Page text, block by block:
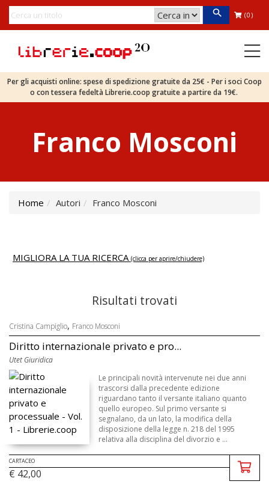
(0)
Per gli acquisti online: spese di spedizione gratuite da 25€ - Per i soci Coop
o con tessera fedeltà Librerie.coop gratuite a partire da 19€.
Franco Mosconi
Home Autori Franco Mosconi
MIGLIORA LA TUA RICERCA (clicca per aprire/chiudere)
Risultati trovati
Cristina Campiglio, Franco Mosconi
Diritto internazionale privato e pro...
Utet Giuridica
Le principali novità intervenute nei due anni
trascorsi dalla precedente edizione
riguardano tanto il versante italiano quanto
quello europeo. Sul primo versante si
segnalano, da un lato, la modifica della
disposizione della legge n. 218 del 1995
relativa alla disciplina del divorzio e ...
CARTACEO
€ 42,00